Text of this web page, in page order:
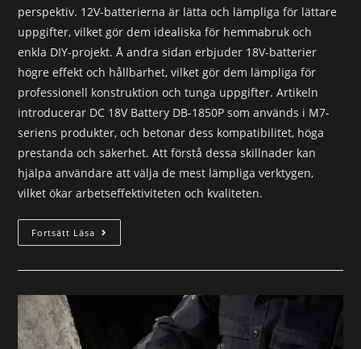
perspektiv. 12V-batterierna är lätta och lämpliga för lättare
uppgifter, vilket gör dem idealiska för hemmabruk och
enkla DIY-projekt. Å andra sidan erbjuder 18V-batterier
högre effekt och hållbarhet, vilket gör dem lämpliga för
professionell konstruktion och tunga uppgifter. Artikeln
introducerar DC 18V Battery DB-1850P som används i M7-
seriens produkter, och betonar dess kompatibilitet, höga
prestanda och säkerhet. Att förstå dessa skillnader kan
hjälpa användare att välja de mest lämpliga verktygen,
vilket ökar arbetseffektiviteten och kvaliteten.
Fortsätt Läsa